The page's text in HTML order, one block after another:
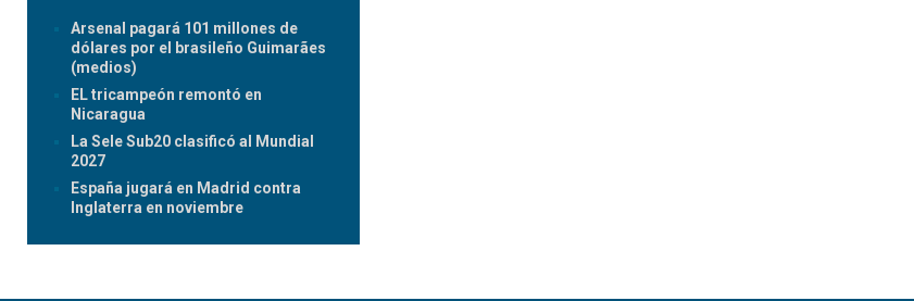
Arsenal pagará 101 millones de
dólares por el brasileño Guimarães
(medios)
EL tricampeón remontó en
Nicaragua
La Sele Sub20 clasificó al Mundial
2027
España jugará en Madrid contra
Inglaterra en noviembre